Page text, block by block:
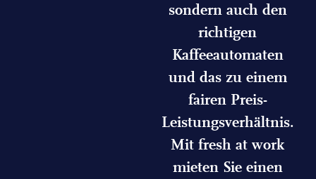
sondern auch den
richtigen
Kaffeeautomaten
und das zu einem
fairen Preis-
Leistungsverhältnis.
Mit fresh at work
mieten Sie einen